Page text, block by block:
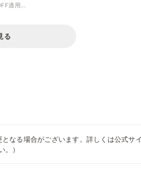
適用...
る
なる場合がございます。詳しくは公式サ
。）